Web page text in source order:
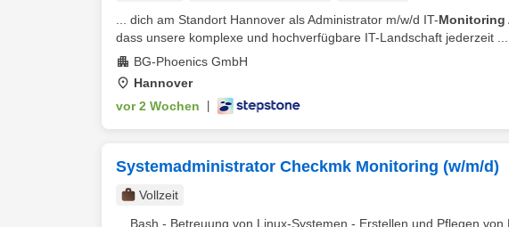
... dich am Standort Hannover als Administrator m/w/d IT-Monitoring
dass unsere komplexe und hochverfügbare IT-Landschaft jederzeit ...
BG-Phoenics GmbH
Hannover
vor 2 Wochen
Systemadministrator Checkmk Monitoring (w/m/d)
Vollzeit
... Bash - Betreuung von Linux-Systemen - Erstellen und Pflegen von